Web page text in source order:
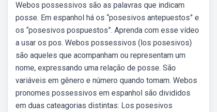
Webos possessivos são as palavras que indicam
posse. Em espanhol há os “posesivos antepuestos” e
os “posesivos pospuestos”. Aprenda com esse vídeo
a usar os pos. Webos possessivos (los posesivos)
são aqueles que acompanham ou representam um
nome, expressando uma relação de posse. São
variáveis em gênero e número quando tomam. Webos
pronomes possessivos em espanhol são divididos
em duas cateagorias distintas: Los posesivos